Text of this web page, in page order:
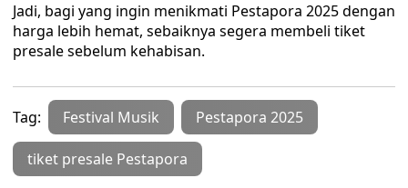
Jadi, bagi yang ingin menikmati Pestapora 2025 dengan
harga lebih hemat, sebaiknya segera membeli tiket
presale sebelum kehabisan.
Tag: Festival Musik Pestapora 2025
tiket presale Pestapora